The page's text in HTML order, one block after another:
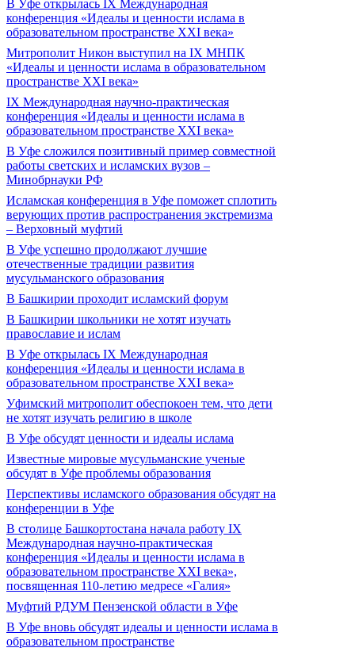
В Уфе открылась IX Международная
конференция «Идеалы и ценности ислама в
образовательном пространстве XXI века»
Митрополит Никон выступил на IX МНПК
«Идеалы и ценности ислама в образовательном
пространстве XXI века»
IX Международная научно-практическая
конференция «Идеалы и ценности ислама в
образовательном пространстве XXI века»
В Уфе сложился позитивный пример совместной
работы светских и исламских вузов –
Минобрнауки РФ
Исламская конференция в Уфе поможет сплотить
верующих против распространения экстремизма
– Верховный муфтий
В Уфе успешно продолжают лучшие
отечественные традиции развития
мусульманского образования
В Башкирии проходит исламский форум
В Башкирии школьники не хотят изучать
православие и ислам
В Уфе открылась IX Международная
конференция «Идеалы и ценности ислама в
образовательном пространстве XXI века»
Уфимский митрополит обеспокоен тем, что дети
не хотят изучать религию в школе
В Уфе обсудят ценности и идеалы ислама
Известные мировые мусульманские ученые
обсудят в Уфе проблемы образования
Перспективы исламского образования обсудят на
конференции в Уфе
В столице Башкортостана начала работу IX
Международная научно-практическая
конференция «Идеалы и ценности ислама в
образовательном пространстве XXI века»,
посвященная 110-летию медресе «Галия»
Муфтий РДУМ Пензенской области в Уфе
В Уфе вновь обсудят идеалы и ценности ислама в
образовательном пространстве